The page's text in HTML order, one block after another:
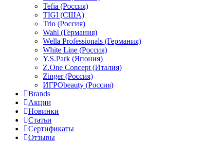
Tefia (Россия)
TIGI (США)
Trio (Россия)
Wahl (Германия)
Wella Professionals (Германия)
White Line (Россия)
Y.S.Park (Япония)
Z.One Concept (Италия)
Zinger (Россия)
ИГРОbeauty (Россия)
Brands
Акции
Новинки
Статьи
Сертификаты
Отзывы